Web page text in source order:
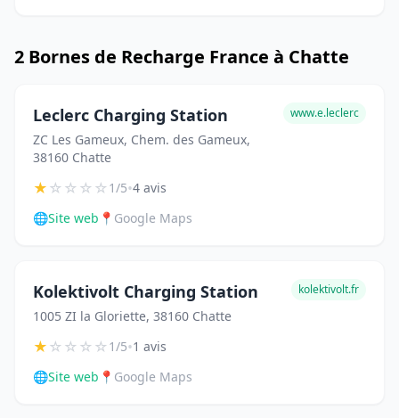
2 Bornes de Recharge France à Chatte
Leclerc Charging Station
ZC Les Gameux, Chem. des Gameux,
38160 Chatte
www.e.leclerc
★☆☆☆☆1/5•4 avis
🌐Site web 📍 Google Maps
Kolektivolt Charging Station
1005 ZI la Gloriette, 38160 Chatte
kolektivolt.fr
★☆☆☆☆1/5•1 avis
🌐Site web 📍 Google Maps